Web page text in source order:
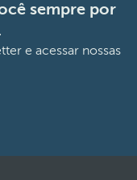
sempre por
e acessar nossas